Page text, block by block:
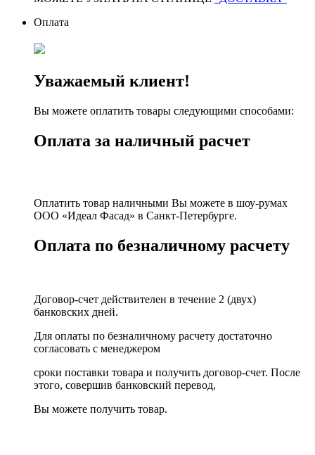
Оплата
Уважаемый клиент!
Вы можете оплатить товары следующими способами:
Оплата за наличный расчет
Оплатить товар наличными Вы можете в шоу-румах
ООО «Идеал Фасад» в Санкт-Петербурге.
Оплата по безналичному расчету
Договор-счет действителен в течение 2 (двух)
банковских дней.
Для оплаты по безналичному расчету достаточно
согласовать с менеджером
сроки поставки товара и получить договор-счет. После
этого, совершив банковский перевод,
Вы можете получить товар.